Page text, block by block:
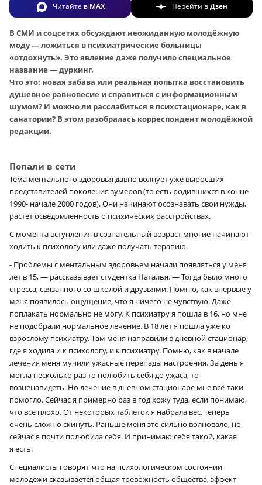
Читайте в MAX Перейти вДзен
В СМИ и соцсетях обсуждают неожиданную молодёжную
моду — ложиться в психиатрические больницы
«отдохнуть». Это явление даже получило специальное
название — дуркинг.
Что это: новая забава или реальная попытка восстановить
душевное равновесие и справиться с информационным
шумом? И можно ли расслабиться в психстационаре, как в
санатории? В этом разобралась корреспондент молодёжной
редакции.
Попали в сети
Тема ментального здоровья давно волнует уже выросших
представителей поколения зумеров (то есть родившихся в конце
1990- начале 2000 годов). Они начинают осознавать свои нужды,
растёт осведомлённость о психических расстройствах.
С момента вступления в сознательный возраст многие начинают
ходить к психологу или даже получать терапию.
- Проблемы с ментальным здоровьем начали появляться у меня
лет в 15, — рассказывает студентка Наталья. — Тогда было много
стресса, связанного со школой и друзьями. Помню, как впервые у
меня появилось ощущение, что я ничего не чувствую. Даже
поплакать нормально не могу. К психиатру я пошла в 16, но мне
не подобрали нормальное лечение. В 18 лет я пошла уже ко
взрослому психиатру. Там меня направили в дневной стационар,
где я ходила и к психологу, и к психиатру. Помню, как в начале
лечения меня мучили ужасные перепады настроения. За день я
могла несколько раз то полюбить себя до ужаса, то
возненавидеть. Но лечение в дневном стационаре мне всё-таки
помогло. Сейчас я примерно раз в год хожу туда, если понимаю,
что всё плохо. От некоторых таблеток я набрала вес. Теперь
очень сложно скинуть. Раньше меня это сильно волновало, но
сейчас я почти полюбила себя. И принимаю себя такой, какая
я есть.
Специалисты говорят, что на психологическом состоянии
молодёжи сказывается общая тревожность общества, эффект